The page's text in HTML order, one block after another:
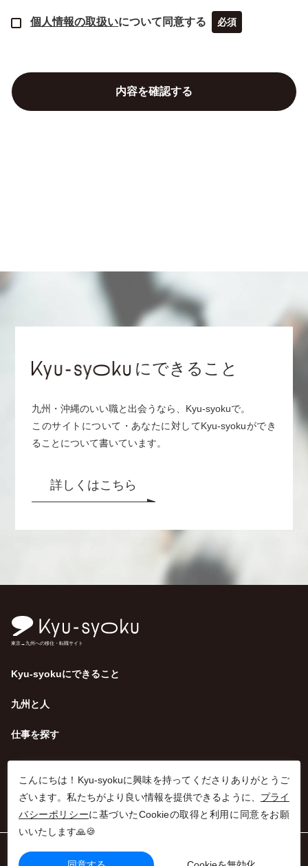
こんにちは！Kyu-syokuに興味を持ってくださりありがとうご
ざいます。私たちがより良い情報を提供できるように、 プライ
バシーポリシーに基づいたCookieの取得と利用に同意をお願
いいたします🙏🍪
個人情報の取扱いについて同意する 必須
にできること
九州・沖縄のいい職と出会うなら、Kyu-syokuで。
このサイトについて・あなたに対してKyu-syokuができ
ることについて書いています。
詳しくはこちら
東京→九州への移住・転職サイト
Kyu-syokuにできること
九州と人
仕事を探す